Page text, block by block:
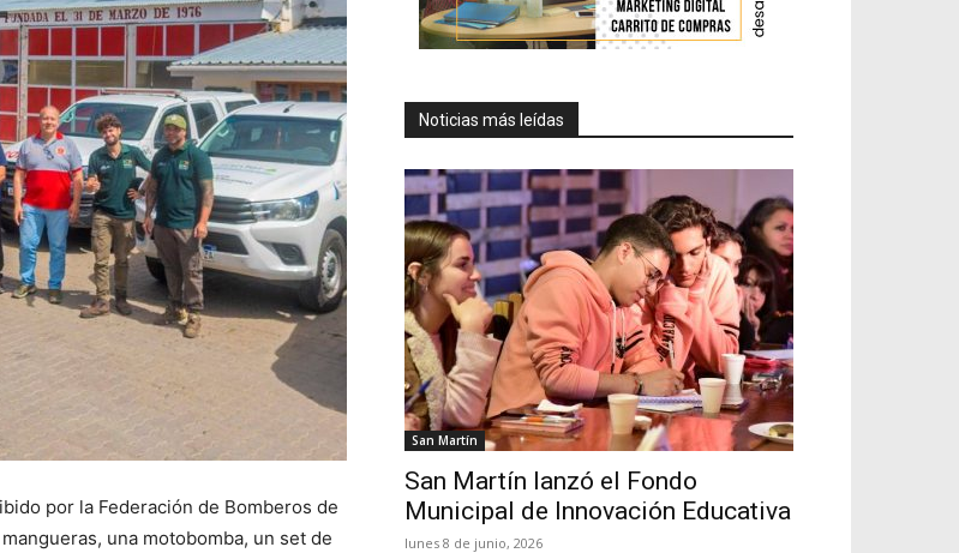
por la Federación de Bomberos de
una motobomba, un set de
Noticias más leídas
San Martín
San Martín lanzó el Fondo
Municipal de Innovación Educativa
lunes 8 de junio, 2026